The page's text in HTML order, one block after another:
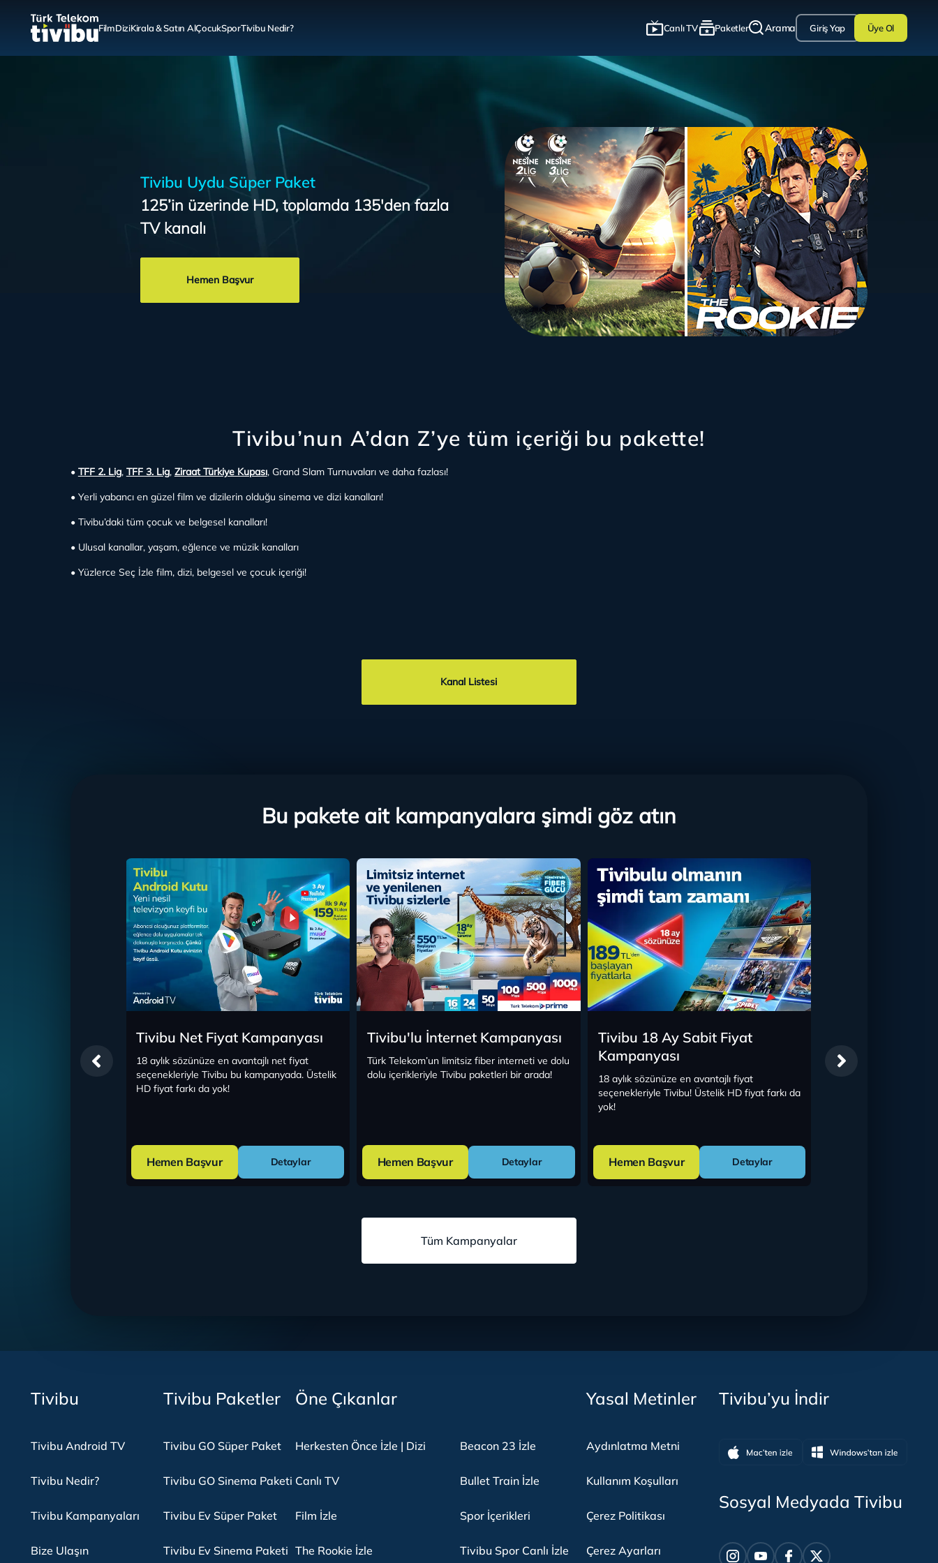
FilmDiziKirala & Satın AlÇocukSporTivibu Nedir? Canlı TV Paketler Arama Giriş Yap Üye Ol
Tivibu Uydu Süper Paket
125’in üzerinde HD, toplamda 135'den fazla
TV kanalı
Hemen Başvur
Tivibu’nun A’dan Z’ye tüm içeriği bu pakette!
• TFF 2. Lig, TFF 3. Lig, Ziraat Türkiye Kupası, Grand Slam Turnuvaları ve daha fazlası!
• Yerli yabancı en güzel film ve dizilerin olduğu sinema ve dizi kanalları!
• Tivibu’daki tüm çocuk ve belgesel kanalları!
• Ulusal kanallar, yaşam, eğlence ve müzik kanalları
• Yüzlerce Seç İzle film, dizi, belgesel ve çocuk içeriği!
Kanal Listesi
Bu pakete ait kampanyalara şimdi göz atın
Tivibu Net Fiyat Kampanyası
18 aylık sözünüze en avantajlı net fiyat
seçenekleriyle Tivibu bu kampanyada. Üstelik
HD fiyat farkı da yok!
Hemen Başvur Detaylar
Tivibu'lu İnternet Kampanyası
Türk Telekom’un limitsiz fiber interneti ve dolu
dolu içerikleriyle Tivibu paketleri bir arada!
Hemen Başvur Detaylar
Tivibu 18 Ay Sabit Fiyat
Kampanyası
18 aylık sözünüze en avantajlı fiyat
seçenekleriyle Tivibu! Üstelik HD fiyat farkı da
yok!
Hemen Başvur Detaylar
Bedava
Tüm Kampanyalar
Tivibu
Tivibu Android TV
Tivibu Nedir?
Tivibu Kampanyaları
Bize Ulaşın
Tivibu Paketler
Tivibu GO Süper Paket
Tivibu GO Sinema Paketi
Tivibu Ev Süper Paket
Tivibu Ev Sinema Paketi
Öne Çıkanlar
Herkesten Önce İzle | Dizi
Canlı TV
Film İzle
The Rookie İzle
Beacon 23 İzle
Bullet Train İzle
Spor İçerikleri
Tivibu Spor Canlı İzle
Yasal Metinler
Aydınlatma Metni
Kullanım Koşulları
Çerez Politikası
Çerez Ayarları
Tivibu’yu İndir
Sosyal Medyada Tivibu